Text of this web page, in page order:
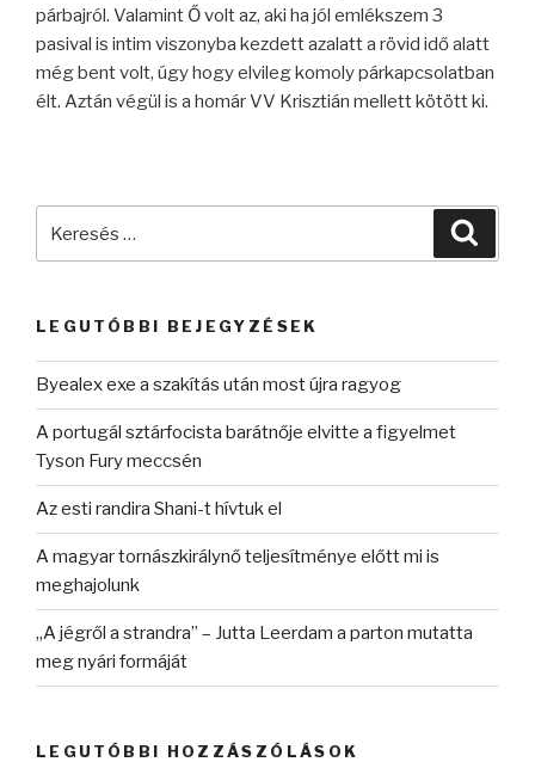
párbajról. Valamint Ő volt az, aki ha jól emlékszem 3
pasival is intim viszonyba kezdett azalatt a rövid idő alatt
még bent volt, úgy hogy elvileg komoly párkapcsolatban
élt. Aztán végül is a homár VV Krisztián mellett kötött ki.
LEGUTÓBBI BEJEGYZÉSEK
Byealex exe a szakítás után most újra ragyog
A portugál sztárfocista barátnője elvitte a figyelmet
Tyson Fury meccsén
Az esti randira Shani-t hívtuk el
A magyar tornászkirálynő teljesítménye előtt mi is
meghajolunk
„A jégről a strandra” – Jutta Leerdam a parton mutatta
meg nyári formáját
LEGUTÓBBI HOZZÁSZÓLÁSOK